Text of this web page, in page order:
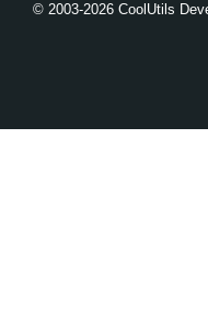
© 2003-2026 CoolUtils